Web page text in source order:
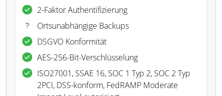
2-Faktor Authentifizierung
Ortsunabhängige Backups
DSGVO Konformität
AES-256-Bit-Verschlüsselung
ISO27001, SSAE 16, SOC 1 Typ 2, SOC 2 Typ
2PCI, DSS-konform, FedRAMP Moderate